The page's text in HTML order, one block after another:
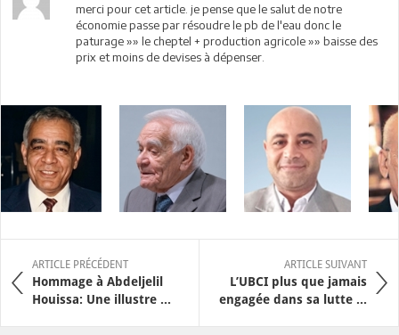
merci pour cet article. je pense que le salut de notre
économie passe par résoudre le pb de l'eau donc le
paturage »» le cheptel + production agricole »» baisse des
prix et moins de devises à dépenser.
ARTICLE PRÉCÉDENT
Hommage à Abdeljelil
Houissa: Une illustre ...
ARTICLE SUIVANT
L’UBCI plus que jamais
engagée dans sa lutte ...